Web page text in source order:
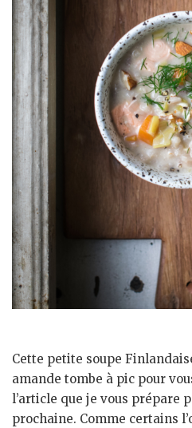
Cette petite soupe
amande tombe à pic pour
l’article que je vous prépare
prochaine. Comme certains